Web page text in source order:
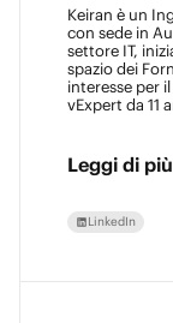
Keiran è un
con sede in
settore IT,
spazio dei
interesse per
vExpert da 11
Leggi di più
LinkedIn